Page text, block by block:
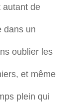
autant de
dans un
oublier les
et même
plein qui